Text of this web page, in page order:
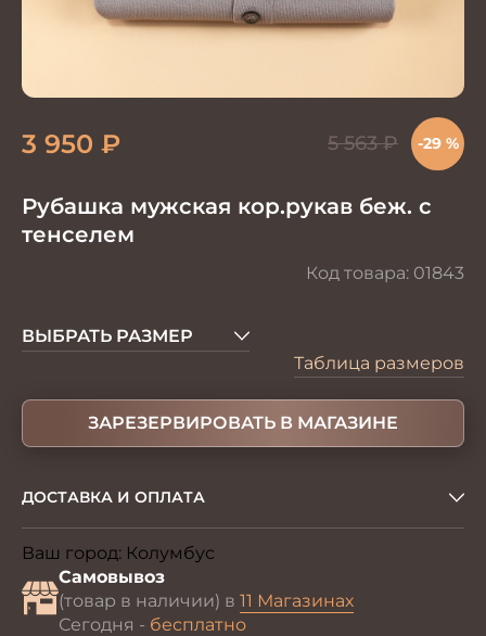
Рубашка мужская кор.рукав беж. с
тенселем
Код товара: 01843
3 950 ₽ 5 563₽ -29 %
ВЫБРАТЬ РАЗМЕР
Таблица размеров
ЗАРЕЗЕРВИРОВАТЬ В МАГАЗИНЕ
ДОСТАВКА И ОПЛАТА
Ваш город: Колумбус
Самовывоз
(товар в наличии) в 11 Магазинах
Сегодня - бесплатно